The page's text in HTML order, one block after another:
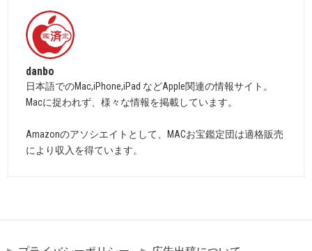
danbo
日本語でのMac,iPhone,iPad などApple関連の情報サイト。
Macに捉われず、様々な情報を掲載しています。
Amazonのアソシエイトとして、MACお宝鑑定団は適格販売
により収入を得ています。